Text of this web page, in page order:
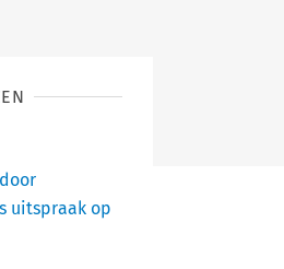
uitspraak op